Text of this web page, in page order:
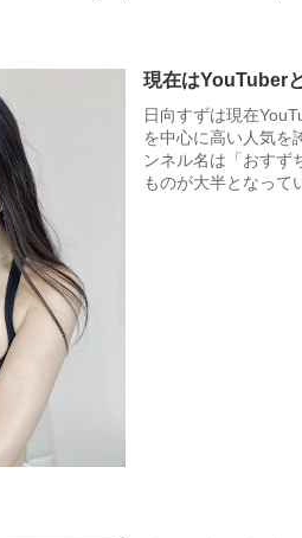
現在はYouTuber
日向すずは現在
を中心に高い人気を
ンネル名は「おすず
ものが大半となって